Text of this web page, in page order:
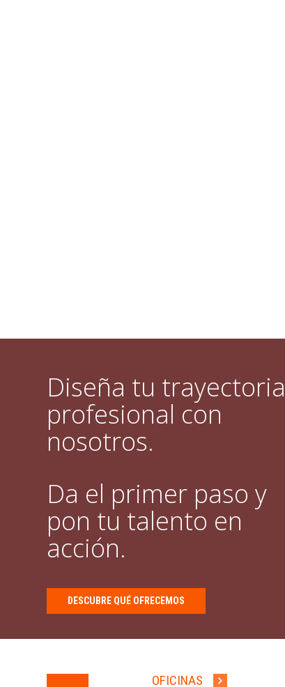
Diseña tu trayectoria
profesional con
nosotros.
Da el primer paso y
pon tu talento en
acción.
DESCUBRE QUÉ OFRECEMOS
OFICINAS